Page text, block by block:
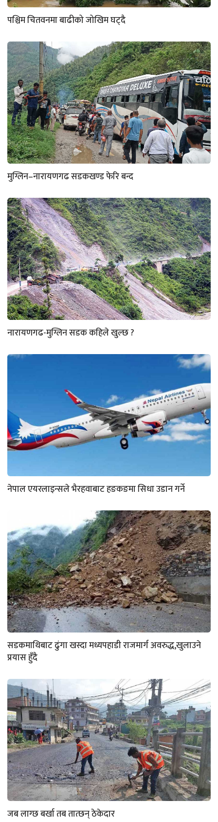
पश्चिम चितवनमा बाढीको जोखिम घट्दै
मुग्लिन–नारायणगढ सडकखण्ड फेरि बन्द
नारायणगढ-मुग्लिन सडक कहिले खुल्छ ?
नेपाल एयरलाइन्सले भैरहवाबाट हङकङमा सिधा उडान गर्ने
सडकमाथिबाट ढुंगा खस्दा मध्यपहाडी राजमार्ग अवरुद्ध,खुलाउने
प्रयास हुँदै
जब लाग्छ बर्खा तब तात्छन् ठेकेदार